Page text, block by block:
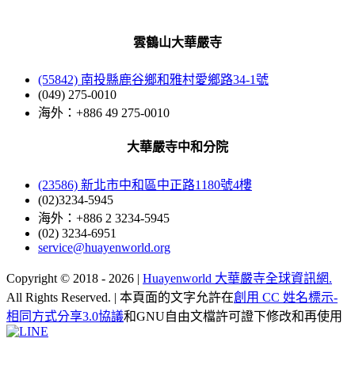
雲鶴山大華嚴寺
(55842) 南投縣鹿谷鄉和雅村愛鄉路34-1號
(049) 275-0010
海外：+886 49 275-0010
大華嚴寺中和分院
(23586) 新北市中和區中正路1180號4樓
(02)3234-5945
海外：+886 2 3234-5945
(02) 3234-6951
service@huayenworld.org
Copyright © 2018 - 2026 | Huayenworld 大華嚴寺全球資訊網.
All Rights Reserved. | 本頁面的文字允許在創用 CC 姓名標示-
相同方式分享3.0協議和GNU自由文檔許可證下修改和再使用
Facebook
X
WeChat
YouTube
LINE